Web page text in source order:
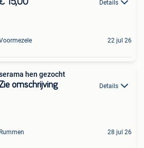
15,00 Details
22 jul 26
hen gezocht
omschrijving Details
Rummen 28 jul 26